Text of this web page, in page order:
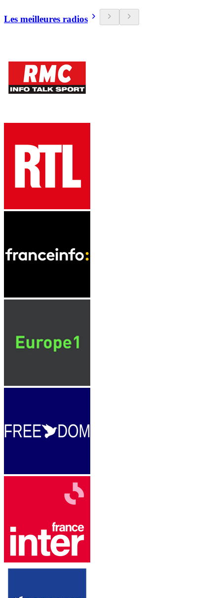
Les meilleures radios